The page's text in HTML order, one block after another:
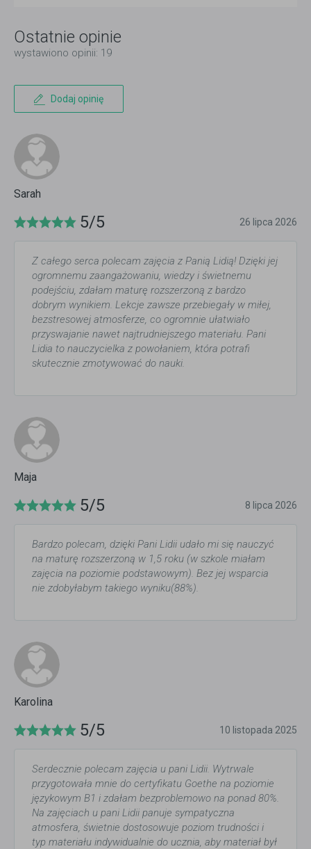
Ostatnie opinie
wystawiono opinii: 19
Dodaj opinię
Sarah
5/5 26 lipca 2026
Z całego serca polecam zajęcia z Panią Lidią! Dzięki jej
ogromnemu zaangażowaniu, wiedzy i świetnemu
podejściu, zdałam maturę rozszerzoną z bardzo
dobrym wynikiem. Lekcje zawsze przebiegały w miłej,
bezstresowej atmosferze, co ogromnie ułatwiało
przyswajanie nawet najtrudniejszego materiału. Pani
Lidia to nauczycielka z powołaniem, która potrafi
skutecznie zmotywować do nauki.
Maja
5/5 8 lipca 2026
Bardzo polecam, dzięki Pani Lidii udało mi się nauczyć
na maturę rozszerzoną w 1,5 roku (w szkole miałam
zajęcia na poziomie podstawowym). Bez jej wsparcia
nie zdobyłabym takiego wyniku(88%).
Karolina
5/5 10 listopada 2025
Serdecznie polecam zajęcia u pani Lidii. Wytrwale
przygotowała mnie do certyfikatu Goethe na poziomie
językowym B1 i zdałam bezproblemowo na ponad 80%.
Na zajęciach u pani Lidii panuje sympatyczna
atmosfera, świetnie dostosowuje poziom trudności i
typ materiału indywidualnie do ucznia, aby materiał był